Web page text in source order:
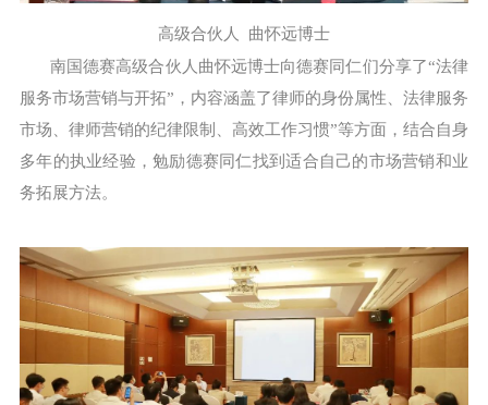
高级合伙人 曲怀远博士
南国德赛高级合伙人曲怀远博士向德赛同仁们分享了“法律
服务市场营销与开拓”，内容涵盖了律师的身份属性、法律服务
市场、律师营销的纪律限制、高效工作习惯”等方面，结合自身
多年的执业经验，勉励德赛同仁找到适合自己的市场营销和业
务拓展方法。